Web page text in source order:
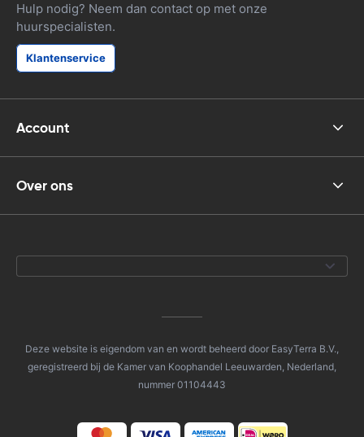
Hulp nodig? Neem dan contact op met onze
huurspecialisten.
Klantenservice
Account
Over ons
Deze website is eigendom van en wordt beheerd door EasyTerra B.V.,
geregistreerd bij de Kamer van Koophandel Leeuwarden, Nederland,
nummer 01104443